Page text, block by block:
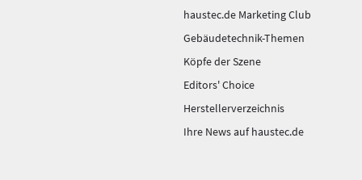
haustec.de Marketing Club
Gebäudetechnik-Themen
Köpfe der Szene
Editors' Choice
Herstellerverzeichnis
Ihre News auf haustec.de